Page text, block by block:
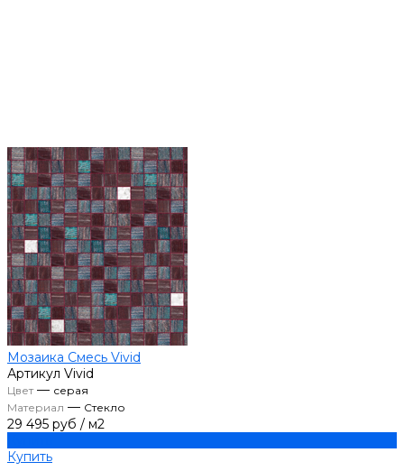
Мозаика Смесь Vivid
Артикул Vivid
Цвет— серая
Материал — Стекло
29 495 руб / м2
Купить